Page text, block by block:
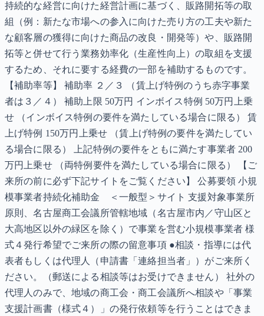
持続的な経営に向けた経営計画に基づく、販路開拓等の取
組（例：新たな市場への参入に向けた売り方の工夫や新た
な顧客層の獲得に向けた商品の改良・開発等）や、販路開
拓等と併せて行う業務効率化（生産性向上）の取組を支援
するため、それに要する経費の一部を補助するものです。
【補助率等】 補助率 ２／３ （賃上げ特例のうち赤字事業
者は３／４） 補助上限 50万円 インボイス特例 50万円上乗
せ （インボイス特例の要件を満たしている場合に限る） 賃
上げ特例 150万円上乗せ （賃上げ特例の要件を満たしてい
る場合に限る） 上記特例の要件をともに満たす事業者 200
万円上乗せ （両特例要件を満たしている場合に限る） 【ご
来所の前に必ず下記サイトをご覧ください】 公募要領 小規
模事業者持続化補助金 ＜一般型＞サイト 支援対象事業所
原則、名古屋商工会議所管轄地域（名古屋市内／守山区と
大高地区以外の緑区を除く）で事業を営む小規模事業者 様
式４発行希望でご来所の際の留意事項 ●相談・指導には代
表者もしくは代理人（申請書「連絡担当者」）がご来所く
ださい。（郵送による相談等はお受けできません） 社外の
代理人のみで、地域の商工会・商工会議所へ相談や「事業
支援計画書（様式４）」の発行依頼等を行うことはできま